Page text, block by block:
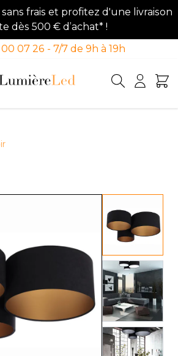
frais et profitez d'une livraison
dès 500 € d’achat* !
07 26 - 7/7 de 9h à 19h
View
View